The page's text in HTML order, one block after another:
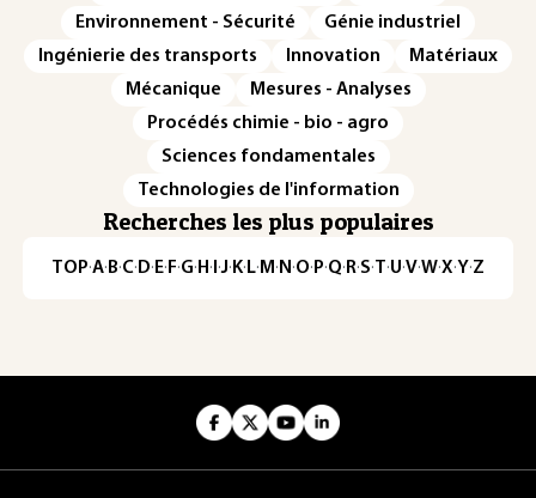
Environnement - Sécurité
Génie industriel
Ingénierie des transports
Innovation
Matériaux
Mécanique
Mesures - Analyses
Procédés chimie - bio - agro
Sciences fondamentales
Technologies de l'information
Recherches les plus populaires
TOP·A·B·C· D· E· F·G· H · ·J· K· L· M · N ·O· P·Q· R·S·T·U·V·W·X·Y·Z